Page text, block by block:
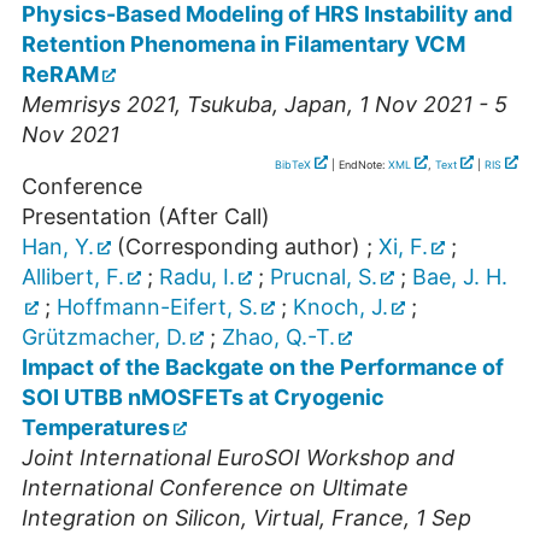
Physics-Based Modeling of HRS Instability and
Retention Phenomena in Filamentary VCM
ReRAM
Memrisys 2021, Tsukuba, Japan, 1 Nov 2021 - 5
Nov 2021
BibTeX | EndNote: XML , Text RIS
Conference
Presentation (After Call)
Han, Y.
(Corresponding author) ; Xi, F.
;
Allibert, F.
; Radu, I. ; Prucnal, S. ; Bae, J. H.
; Hoffmann-Eifert, S. ; Knoch, J.
;
Grützmacher, D.
; Zhao, Q.-T.
Impact of the Backgate on the Performance of
SOI UTBB nMOSFETs at Cryogenic
Temperatures
Joint International EuroSOI Workshop and
International Conference on Ultimate
Integration on Silicon, Virtual, France, 1 Sep